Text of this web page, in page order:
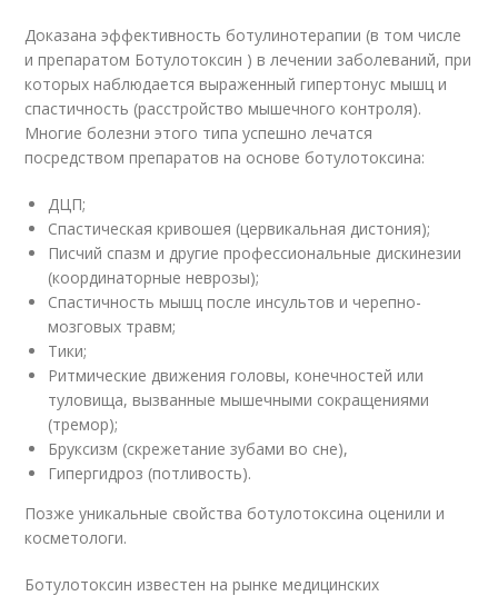
Доказана эффективность ботулинотерапии (в том числе
и препаратом Ботулотоксин ) в лечении заболеваний, при
которых наблюдается выраженный гипертонус мышц и
спастичность (расстройство мышечного контроля).
Многие болезни этого типа успешно лечатся
посредством препаратов на основе ботулотоксина:
ДЦП;
Спастическая кривошея (цервикальная дистония);
Писчий спазм и другие профессиональные дискинезии
(координаторные неврозы);
Спастичность мышц после инсультов и черепно-
мозговых травм;
Тики;
Ритмические движения головы, конечностей или
туловища, вызванные мышечными сокращениями
(тремор);
Бруксизм (скрежетание зубами во сне),
Гипергидроз (потливость).
Позже уникальные свойства ботулотоксина оценили и
косметологи.
Ботулотоксин известен на рынке медицинских